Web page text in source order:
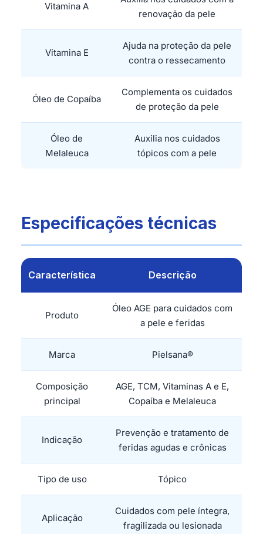
Vitamina A
renovação da pele
Vitamina E
Ajuda na proteção da pele
contra o ressecamento
Óleo de Copaíba
Complementa os cuidados
de proteção da pele
Óleo de
Melaleuca
Auxilia nos cuidados
tópicos com a pele
Especificações técnicas
Característica Descrição
Produto
Óleo AGE para cuidados com
a pele e feridas
Marca Pielsana®
Composição
principal
AGE, TCM, Vitaminas A e E,
Copaíba e Melaleuca
Indicação
Prevenção e tratamento de
feridas agudas e crônicas
Tipo de uso Tópico
Aplicação
Cuidados com pele íntegra,
fragilizada ou lesionada